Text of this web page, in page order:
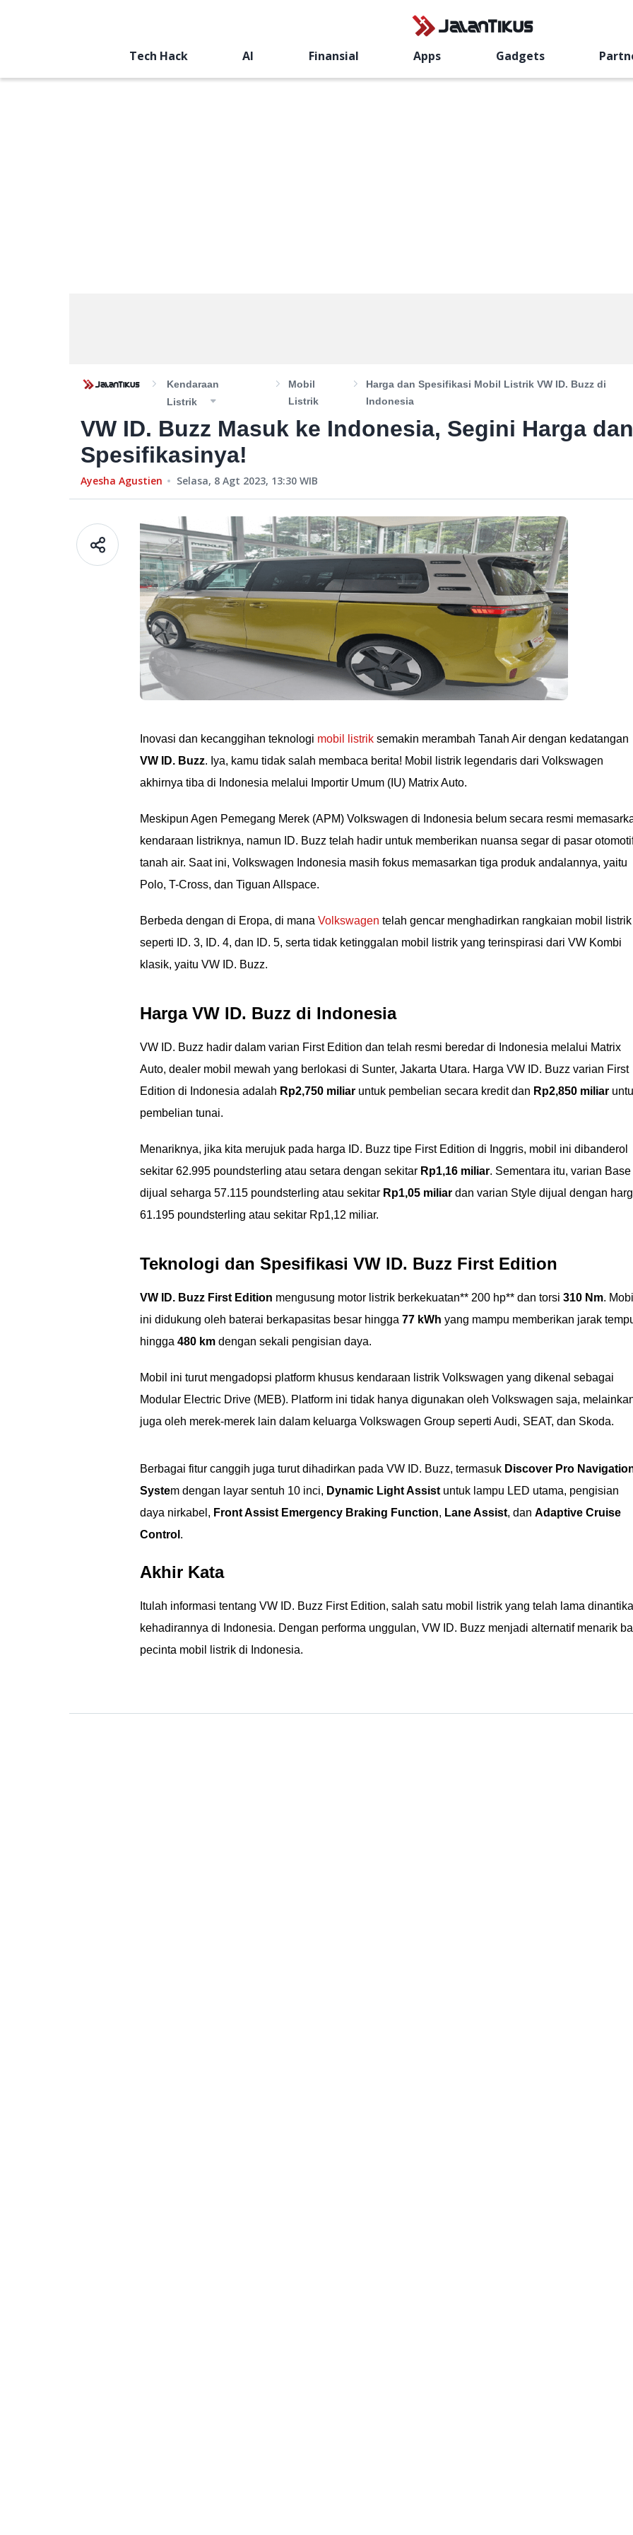
Tech Hack AI Finansial Apps Gadgets
Kendaraan
Listrik
Mobil
Listrik
Harga dan Spesifikasi Mobil Listrik VW ID. Buzz di
Indonesia
VW ID. Buzz Masuk ke Indonesia, Segini Harga dan
Spesifikasinya!
Ayesha Agustien Selasa, 8 Agt 2023, 13:30 WIB
Inovasi dan kecanggihan teknologi mobil listrik semakin merambah Tanah Air dengan kedatangan
VW ID. Buzz. Iya, kamu tidak salah membaca berita! Mobil listrik legendaris dari Volkswagen
akhirnya tiba di Indonesia melalui Importir Umum (IU) Matrix Auto.
Meskipun Agen Pemegang Merek (APM) Volkswagen di Indonesia belum secara resmi
kendaraan listriknya, namun ID. Buzz telah hadir untuk memberikan nuansa segar di pasar
tanah air. Saat ini, Volkswagen Indonesia masih fokus memasarkan tiga produk andalannya, yaitu
Polo, T-Cross, dan Tiguan Allspace.
Berbeda dengan di Eropa, di mana Volkswagen telah gencar menghadirkan rangkaian mobil listrik
seperti ID. 3, ID. 4, dan ID. 5, serta tidak ketinggalan mobil listrik yang terinspirasi dari VW Kombi
klasik, yaitu VW ID. Buzz.
Harga VW ID. Buzz di Indonesia
VW ID. Buzz hadir dalam varian First Edition dan telah resmi beredar di Indonesia melalui Matrix
Auto, dealer mobil mewah yang berlokasi di Sunter, Jakarta Utara. Harga VW ID. Buzz varian First
Edition di Indonesia adalah Rp2,750 miliar untuk pembelian secara kredit dan Rp2,850 miliar
pembelian tunai.
Menariknya, jika kita merujuk pada harga ID. Buzz tipe First Edition di Inggris, mobil ini dibanderol
sekitar 62.995 poundsterling atau setara dengan sekitar Rp1,16 miliar. Sementara itu, varian Base
dijual seharga 57.115 poundsterling atau sekitar Rp1,05 miliar dan varian Style dijual dengan
61.195 poundsterling atau sekitar Rp1,12 miliar.
Teknologi dan Spesifikasi VW ID. Buzz First Edition
VW ID. Buzz First Edition mengusung motor listrik berkekuatan** 200 hp** dan torsi 310 Nm. Mobil
ini didukung oleh baterai berkapasitas besar hingga 77 kWh yang mampu memberikan jarak
hingga 480 km dengan sekali pengisian daya.
Mobil ini turut mengadopsi platform khusus kendaraan listrik Volkswagen yang dikenal sebagai
Modular Electric Drive (MEB). Platform ini tidak hanya digunakan oleh Volkswagen saja,
juga oleh merek-merek lain dalam keluarga Volkswagen Group seperti Audi, SEAT, dan Skoda.
Berbagai fitur canggih juga turut dihadirkan pada VW ID. Buzz, termasuk Discover Pro
System dengan layar sentuh 10 inci, Dynamic Light Assist untuk lampu LED utama, pengisian
daya nirkabel, Front Assist Emergency Braking Function, Lane Assist, dan Adaptive Cruise
Control .
Akhir Kata
Itulah informasi tentang VW ID. Buzz First Edition, salah satu mobil listrik yang telah lama
kehadirannya di Indonesia. Dengan performa unggulan, VW ID. Buzz menjadi alternatif menarik
pecinta mobil listrik di Indonesia.